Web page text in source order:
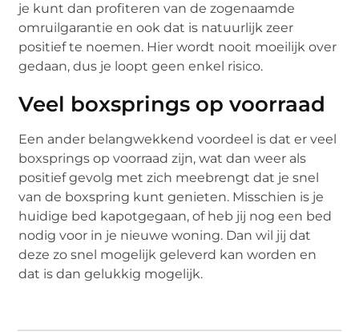
je kunt dan profiteren van de zogenaamde
omruilgarantie en ook dat is natuurlijk zeer
positief te noemen. Hier wordt nooit moeilijk over
gedaan, dus je loopt geen enkel risico.
Veel boxsprings op voorraad
Een ander belangwekkend voordeel is dat er veel
boxsprings op voorraad zijn, wat dan weer als
positief gevolg met zich meebrengt dat je snel
van de boxspring kunt genieten. Misschien is je
huidige bed kapotgegaan, of heb jij nog een bed
nodig voor in je nieuwe woning. Dan wil jij dat
deze zo snel mogelijk geleverd kan worden en
dat is dan gelukkig mogelijk.